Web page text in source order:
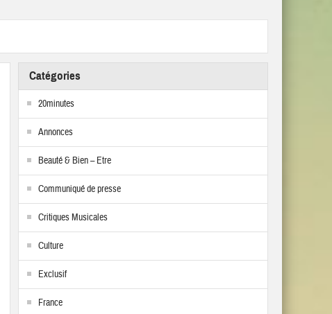
Catégories
20minutes
Annonces
Beauté & Bien – Etre
Communiqué de presse
Critiques Musicales
Culture
Exclusif
France